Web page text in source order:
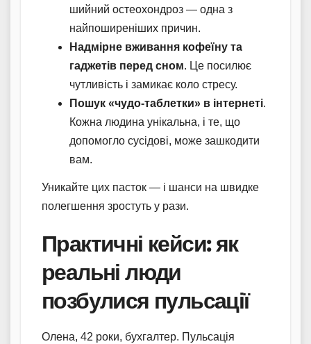
шийний остеохондроз — одна з
найпоширеніших причин.
Надмірне вживання кофеїну та
гаджетів перед сном. Це посилює
чутливість і замикає коло стресу.
Пошук «чудо-таблетки» в інтернеті.
Кожна людина унікальна, і те, що
допомогло сусідові, може зашкодити
вам.
Уникайте цих пасток — і шанси на швидке
полегшення зростуть у рази.
Практичні кейси: як
реальні люди
позбулися пульсації
Олена, 42 роки, бухгалтер. Пульсація